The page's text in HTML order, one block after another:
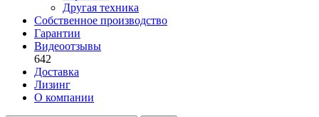
Другая техника
Собственное производство
Гарантии
Видеоотзывы
642
Доставка
Лизинг
О компании